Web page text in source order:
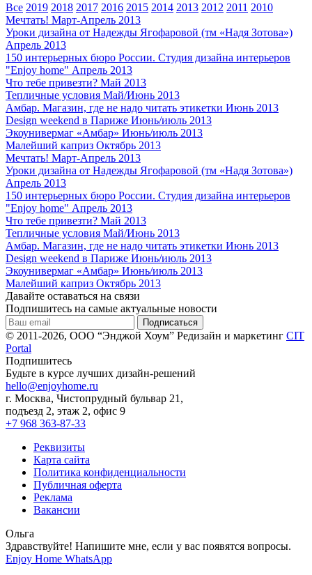
Все 2019 2018 2017 2016 2015 2014 2013 2012 2011 2010
Мечтать! Март-Апрель 2013
Уроки дизайна от Надежды Ягофаровой (тм «Надя Зотова»)
Апрель 2013
150 интерьерных бюро России. Студия дизайна интерьеров
"Enjоy home" Апрель 2013
Что тебе привезти? Май 2013
Тепличные условия Май/Июнь 2013
Амбар. Магазин, где не надо читать этикетки Июнь 2013
Design weekend в Париже Июнь/июль 2013
Экоунивермаг «Амбар» Июнь/июль 2013
Малейший каприз Октябрь 2013
Мечтать! Март-Апрель 2013
Уроки дизайна от Надежды Ягофаровой (тм «Надя Зотова»)
Апрель 2013
150 интерьерных бюро России. Студия дизайна интерьеров
"Enjоy home" Апрель 2013
Что тебе привезти? Май 2013
Тепличные условия Май/Июнь 2013
Амбар. Магазин, где не надо читать этикетки Июнь 2013
Design weekend в Париже Июнь/июль 2013
Экоунивермаг «Амбар» Июнь/июль 2013
Малейший каприз Октябрь 2013
Давайте оставаться на связи
Подпишитесь на самые актуальные новости
© 2011-2026, ООО “Энджой Хоум” Редизайн и маркетинг CIT
Portal
Подпишитесь
Будьте в курсе лучших дизайн-решений
hello@enjoyhome.ru
г. Москва, Чистопрудный бульвар 21,
подъезд 2, этаж 2, офис 9
+7 968 363-87-33
Реквизиты
Карта сайта
Политика конфиденциальности
Публичная оферта
Реклама
Вакансии
Ольга
Здравствуйте! Напишите мне, если у вас появятся вопросы.
Enjoy Home WhatsApp